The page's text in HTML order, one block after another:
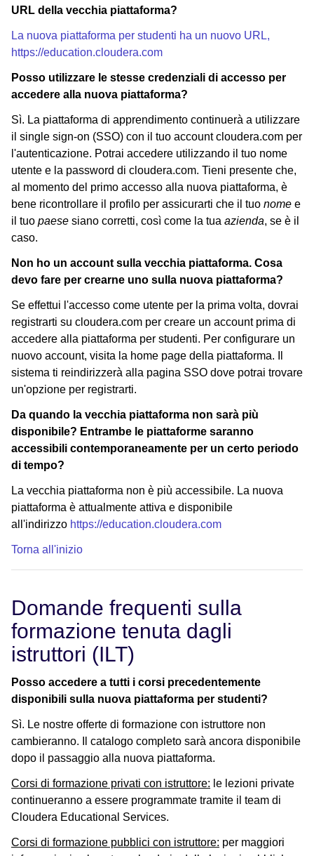
URL della vecchia piattaforma?
La nuova piattaforma per studenti ha un nuovo URL,
https://education.cloudera.com
Posso utilizzare le stesse credenziali di accesso per
accedere alla nuova piattaforma?
Sì. La piattaforma di apprendimento continuerà a utilizzare
il single sign-on (SSO) con il tuo account cloudera.com per
l'autenticazione. Potrai accedere utilizzando il tuo nome
utente e la password di cloudera.com. Tieni presente che,
al momento del primo accesso alla nuova piattaforma, è
bene ricontrollare il profilo per assicurarti che il tuo nome e
il tuo paese siano corretti, così come la tua azienda, se è il
caso.
Non ho un account sulla vecchia piattaforma. Cosa
devo fare per crearne uno sulla nuova piattaforma?
Se effettui l'accesso come utente per la prima volta, dovrai
registrarti su cloudera.com per creare un account prima di
accedere alla piattaforma per studenti. Per configurare un
nuovo account, visita la home page della piattaforma. Il
sistema ti reindirizzerà alla pagina SSO dove potrai trovare
un'opzione per registrarti.
Da quando la vecchia piattaforma non sarà più
disponibile? Entrambe le piattaforme saranno
accessibili contemporaneamente per un certo periodo
di tempo?
La vecchia piattaforma non è più accessibile. La nuova
piattaforma è attualmente attiva e disponibile
all'indirizzo https://education.cloudera.com
Torna all'inizio
Domande frequenti sulla
formazione tenuta dagli
istruttori (ILT)
Posso accedere a tutti i corsi precedentemente
disponibili sulla nuova piattaforma per studenti?
Sì. Le nostre offerte di formazione con istruttore non
cambieranno. Il catalogo completo sarà ancora disponibile
dopo il passaggio alla nuova piattaforma.
Corsi di formazione privati con istruttore: le lezioni private
continueranno a essere programmate tramite il team di
Cloudera Educational Services.
Corsi di formazione pubblici con istruttore: per maggiori